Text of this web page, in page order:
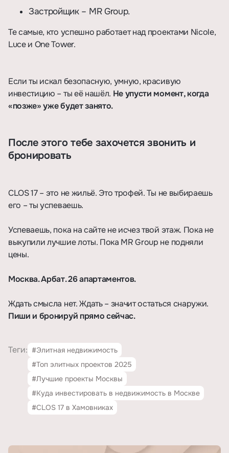
Застройщик – MR Group.
Те самые, кто успешно работает над проектами Nicole,
Luce и One Tower.
Если ты искал безопасную, умную, красивую
инвестицию – ты её нашёл. Не упусти момент, когда
«позже» уже будет занято.
После этого тебе захочется звонить и
бронировать
CLOS 17 – это не жильё. Это трофей. Ты не выбираешь
его – ты успеваешь.
Успеваешь, пока на сайте не исчез твой этаж. Пока не
выкупили лучшие лоты. Пока MR Group не подняли
цены.
Москва. Арбат. 26 апартаментов.
Ждать смысла нет. Ждать – значит остаться снаружи.
Пиши и бронируй прямо сейчас.
Теги: #Элитная недвижимость
#Топ элитных проектов 2025
#Лучшие проекты Москвы
#Куда инвестировать в недвижимость в Москве
#CLOS 17 в Хамовниках